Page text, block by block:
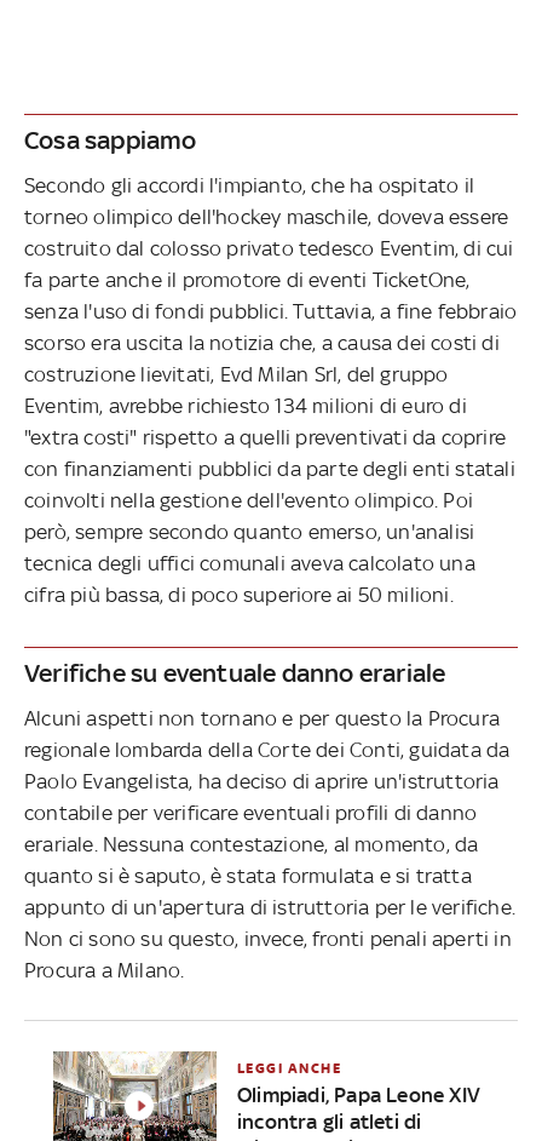
Cosa sappiamo
Secondo gli accordi l'impianto, che ha ospitato il
torneo olimpico dell'hockey maschile, doveva essere
costruito dal colosso privato tedesco Eventim, di cui
fa parte anche il promotore di eventi TicketOne,
senza l'uso di fondi pubblici. Tuttavia, a fine febbraio
scorso era uscita la notizia che, a causa dei costi di
costruzione lievitati, Evd Milan Srl, del gruppo
Eventim, avrebbe richiesto 134 milioni di euro di
"extra costi" rispetto a quelli preventivati da coprire
con finanziamenti pubblici da parte degli enti statali
coinvolti nella gestione dell'evento olimpico. Poi
però, sempre secondo quanto emerso, un'analisi
tecnica degli uffici comunali aveva calcolato una
cifra più bassa, di poco superiore ai 50 milioni.
Verifiche su eventuale danno erariale
Alcuni aspetti non tornano e per questo la Procura
regionale lombarda della Corte dei Conti, guidata da
Paolo Evangelista, ha deciso di aprire un'istruttoria
contabile per verificare eventuali profili di danno
erariale. Nessuna contestazione, al momento, da
quanto si è saputo, è stata formulata e si tratta
appunto di un'apertura di istruttoria per le verifiche.
Non ci sono su questo, invece, fronti penali aperti in
Procura a Milano.
LEGGI ANCHE
Olimpiadi, Papa Leone XIV
incontra gli atleti di